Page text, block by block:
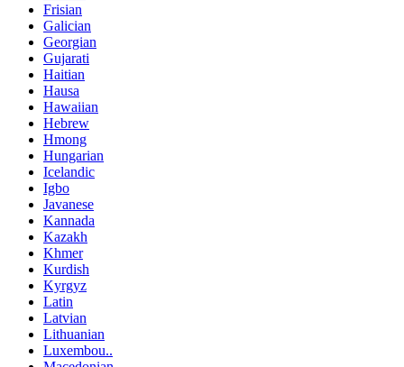
Frisian
Galician
Georgian
Gujarati
Haitian
Hausa
Hawaiian
Hebrew
Hmong
Hungarian
Icelandic
Igbo
Javanese
Kannada
Kazakh
Khmer
Kurdish
Kyrgyz
Latin
Latvian
Lithuanian
Luxembou..